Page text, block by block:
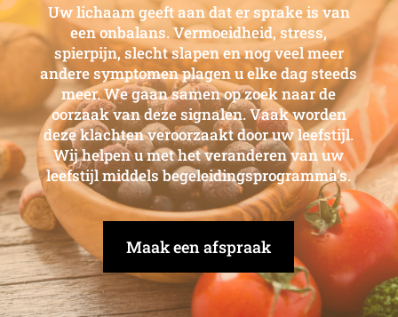
Uw lichaam geeft aan dat er sprake is van
een onbalans. Vermoeidheid, stress,
spierpijn, slecht slapen en nog veel meer
andere symptomen plagen u elke dag steeds
meer. We gaan samen op zoek naar de
oorzaak van deze signalen. Vaak worden
deze klachten veroorzaakt door uw leefstijl.
Wij helpen u met het veranderen van uw
leefstijl middels begeleidingsprogramma's.
Maak een afspraak